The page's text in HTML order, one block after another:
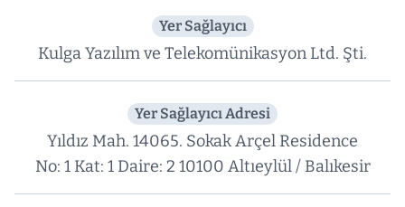
Yer Sağlayıcı
Kulga Yazılım ve Telekomünikasyon Ltd. Şti.
Yer Sağlayıcı Adresi
Yıldız Mah. 14065. Sokak Arçel Residence
No: 1 Kat: 1 Daire: 2 10100 Altıeylül / Balıkesir